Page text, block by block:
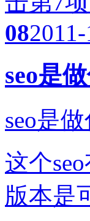
082011-
seo是
seo是做
这个
版本是